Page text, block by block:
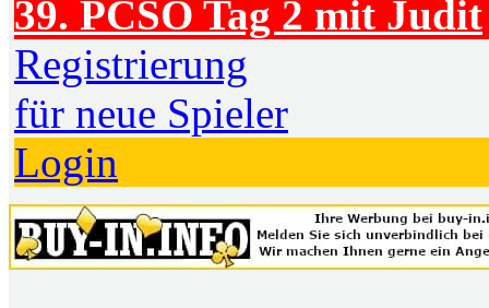
39. PCSO Tag 2 mit Judit
Registrierung
für neue Spieler
Login